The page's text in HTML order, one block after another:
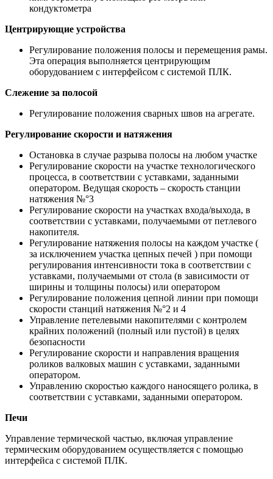
кондуктометра
Центрирующие устройства
Регулирование положения полосы и перемещения рамы.
Эта операция выполняется центрирующим
оборудованием с интерфейсом с системой ПЛК.
Слежение за полосой
Регулирование положения сварных швов на агрегате.
Регулирование скорости и натяжения
Остановка в случае разрыва полосы на любом участке
Регулирование скорости на участке технологического
процесса, в соответствии с уставками, заданными
оператором. Ведущая скорость – скорость станции
натяжения №°3
Регулирование скорости на участках входа/выхода, в
соответствии с уставками, получаемыми от петлевого
накопителя.
Регулирование натяжения полосы на каждом участке (
за исключением участка цепных печей ) при помощи
регулирования интенсивности тока в соответствии с
уставками, получаемыми от стола (в зависимости от
ширины и толщины полосы) или оператором
Регулирование положения цепной линии при помощи
скорости станций натяжения №°2 и 4
Управление петелевыми накопителями с контролем
крайних положений (полный или пустой) в целях
безопасности
Регулирование скорости и направления вращения
роликов валковых машин с уставками, заданными
оператором.
Управлению скоростью каждого наносящего ролика, в
соответствии с уставками, заданными оператором.
Печи
Управление термической частью, включая управление
термическим оборудованием осуществляется с помощью
интерфейса с системой ПЛК.